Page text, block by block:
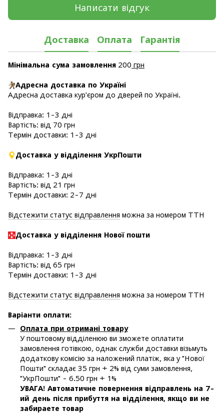
Написати відгук
Доставка Оплата Гарантія
Мінімальна сума замовлення 200 грн
Адресна доставка по Україні
Адресна доставка кур'єром до дверей по Україні.
Відправка: 1-3 дні
Вартість: від 70 грн
Термін доставки: 1-3 дні
Доставка у відділення УкрПошти
Відправка: 1-3 дні
Вартість: від 21 грн
Термін доставки: 2-7 дні
Відстежити статус відправлення можна за номером ТТН
Доставка у відділення Нової пошти
Відправка: 1-3 дні
Вартість: від 65 грн
Термін доставки: 1-3 дні
Відстежити статус відправлення можна за номером ТТН
Варіанти оплати:
Оплата при отримані товару
У поштовому відділенюю ви зможете оплатити
замовлення готівкою, однак служби доставки візьмуть
додаткову комісію за наложений платіж, яка у "Нової
Пошти" складає 35 грн + 2% від суми замовлення,
"УкрПошти" - 6.50 грн + 1%
УВАГА! Автоматичне повернення відправлень на 7-
ий день після прибуття на відділення, якщо ви не
забираете товар